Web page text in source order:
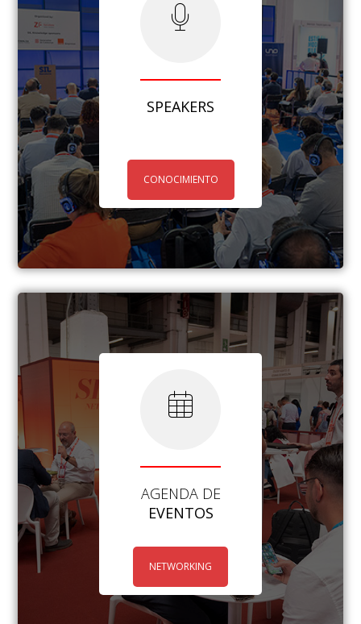
SPEAKERS
CONOCIMIENTO
AGENDA DE
EVENTOS
NETWORKING